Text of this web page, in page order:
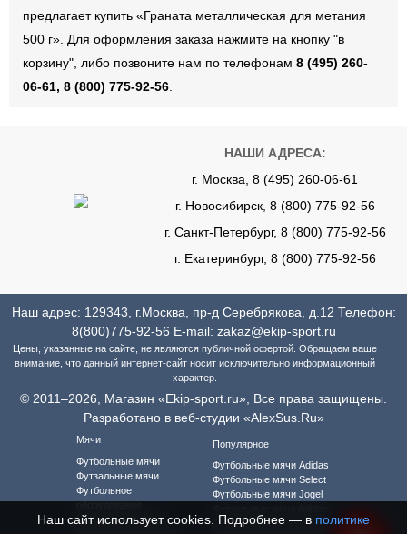
предлагает купить «Граната металлическая для метания
500 г». Для оформления заказа нажмите на кнопку "в
корзину", либо позвоните нам по телефонам 8 (495) 260-
06-61, 8 (800) 775-92-56
НАШИ АДРЕСА:
г. Москва, 8 (495) 260-06-61
г. Новосибирск, 8 (800) 775-92-56
г. Санкт-Петербург, 8 (800) 775-92-56
г. Екатеринбург, 8 (800) 775-92-56
Наш адрес: 129343, г.Москва, пр-д Серебрякова, д.12 Телефон:
8(800)775-92-56 E-mail: zakaz@ekip-sport.ru
Цены, указанные на сайте, не являются публичной офертой. Обращаем ваше
внимание, что данный интернет-сайт носит исключительно информационный
характер.
© 2011–2026, Магазин «Ekip-sport.ru», Все права защищены.
Разработано в веб-студии «AlexSus.Ru»
Мячи
Футбольные мячи
Футзальные мячи
Футбольное
оборудование
Футбольная форма
Популярное
Футбольные мячи Adidas
Футбольные мячи Select
Футбольные мячи Jogel
Футзальные мячи Select
Наш сайт использует cookies. Подробнее — в политике